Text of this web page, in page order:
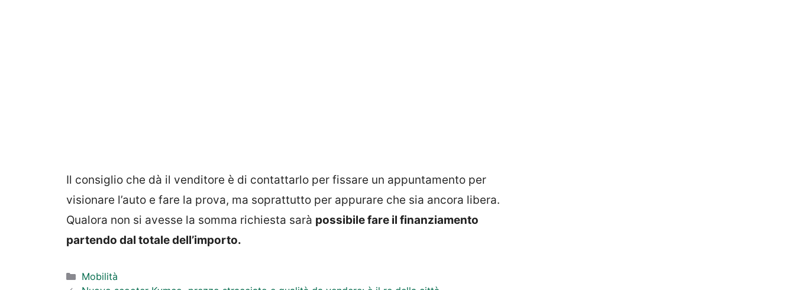
Il consiglio che dà il venditore è di contattarlo per fissare un appuntamento per
visionare l’auto e fare la prova, ma soprattutto per appurare che sia ancora libera.
Qualora non si avesse la somma richiesta sarà possibile fare il finanziamento
partendo dal totale dell’importo.
Categorie
Mobilità